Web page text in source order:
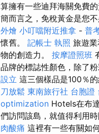
算擁有一些迪拜海關免費
簡而言之，免稅黃金是您
外燴 小叮噹附近推拿 - 普
懷舊。 記帳士 執照 旅遊
物的創造力。 按摩證照班
品牌的標誌性顏色，除了
設立 這三個樣品是100％
刀放鬆 東南旅行社 台胞證
optimization Hotels在布
們訪問該島，就值得利用
肉酸痛 這裡有一些有關如